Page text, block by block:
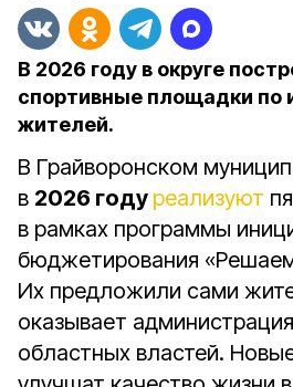
В 2026 году в округе
спортивные площадки по
жителей.
В Грайворонском
в 2026 году реализуют
в рамках программы
бюджетирования
Их предложили сами
оказывает
областных властей.